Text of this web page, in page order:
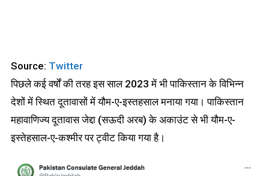
Source: Twitter
पिछले कई वर्षों की तरह इस साल 2023 में भी पाकिस्तान के विभिन्न
देशों में स्थित दूतावासों में यौम-ए-इस्तहसाल मनाया गया। पाकिस्तान
महावाणिज्य दूतावास जेद्दा (सऊदी अरब) के अकाउंट से भी यौम-ए-
इस्तेहसाल-ए-कश्मीर पर ट्वीट किया गया है।